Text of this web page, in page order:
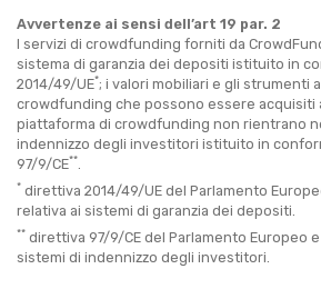
Avvertenze ai sensi dell’art 19 par. 2
I servizi di crowdfunding forniti da
sistema di garanzia dei depositi istituito in
2014/49/UE*; i valori mobiliari e gli strumenti
crowdfunding che possono essere acquisiti
piattaforma di crowdfunding non rientrano
indennizzo degli investitori istituito in
97/9/CE**
* direttiva 2014/49/UE del Parlamento
relativa ai sistemi di garanzia dei depositi.
** direttiva 97/9/CE del Parlamento Europeo
sistemi di indennizzo degli investitori.